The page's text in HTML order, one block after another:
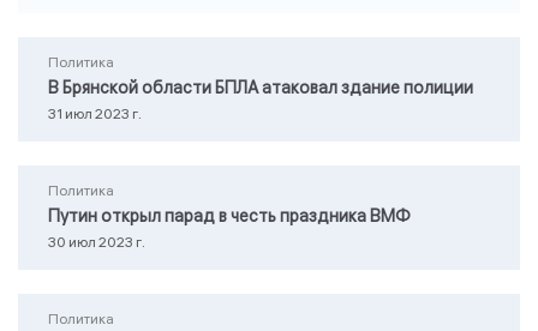
Политика
В Брянской области БПЛА атаковал здание полиции
31 июл 2023 г.
Политика
Путин открыл парад в честь праздника ВМФ
30 июл 2023 г.
Политика